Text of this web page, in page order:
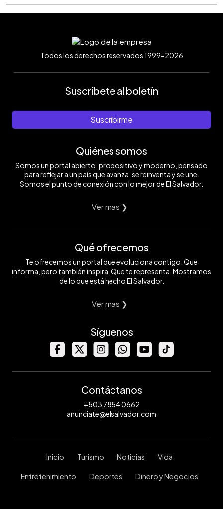
Todos los derechos reservados 1999-2026
Suscríbete al boletín
Suscribirme
Quiénes somos
Somos un portal abierto, propositivo y moderno, pensado
para reflejar a un país que avanza, se reinventa y se une.
Somos el punto de conexión con lo mejor de El Salvador.
Ver mas ❯
Qué ofrecemos
Te ofrecemos un portal que evoluciona contigo. Que
informa, pero también inspira. Que te representa. Mostramos
de lo que está hecho El Salvador.
Ver mas ❯
Síguenos
Contáctanos
+503 7854 0662
anunciate@elsalvador.com
Inicio Turismo Noticias Vida
Entretenimiento Deportes Dinero y Negocios